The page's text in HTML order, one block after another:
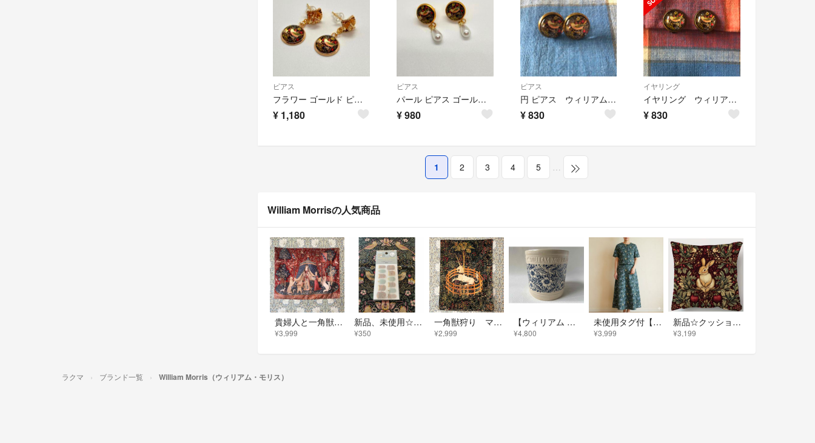
ピアス
フラワー ゴールド ピアス ウィリアムモリス ストロベリーシーフ いちご泥棒
¥ 1,180
ピアス
パール ピアス ゴールド ウィリアムモリス いちご泥棒 ストロベリーシーフ
¥980
ピアス
円 ピアス ウィリアムモリス いちご泥棒
¥830
イヤリング
イヤリング ウィリアムモリス いちご泥棒
¥830
1 2 3 4 5 …
William Morrisの人気商品
貴婦人と一角獣 タペストリー マルチクロス 生地 布 ハギレ ユニコーン 赤
¥3,999
新品、未使用☆ ジェル風ネイルシール ハンド ウィリアムモリス 二重の枝
¥350
一角獣狩り マルチクロス ユニコーン タペストリー テーブルクロス 布 絵画 緑
¥2,999
【ウィリアム モリス】フローラルシリンダー16 可愛い 植木鉢 クリーム ブルー
¥4,800
未使用タグ付【ウィリアムモリス】セットアップ 2way アイリス 鳥 花 総柄
¥3,999
新品☆クッションカバー☆１点 ☆ウィリアムモリス☆ウサギ×花・果物☆可愛い☆素敵
¥3,199
ラクマ ブランド一覧 William Morris（ウィリアム・モリス）